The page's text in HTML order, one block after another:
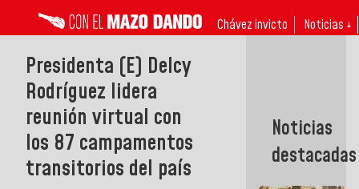
Chávez invicto Noticias ↓
Presidenta (E) Delcy
Rodríguez lidera
reunión virtual con
los 87 campamentos
transitorios del país
Noticias
destacadas